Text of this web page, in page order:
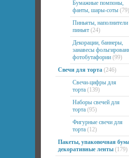
Бумажные помпоны,
фанты, шары-соты (79)
Пиньяты, наполнители
пиньят (24)
Декорации, баннеры,
занавесы
фотобутафории (99)
Свечи для торта (246)
Свечи-цифры для
торта (139)
Наборы свечей для
торта (95)
Фигурные свечи для
торта (12)
Пакеты, упаковочная
декоративные ленты (179)